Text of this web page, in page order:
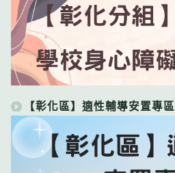
【彰化區】適性輔導安置專區